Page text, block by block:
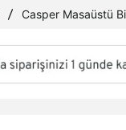
Casper Masaüstü